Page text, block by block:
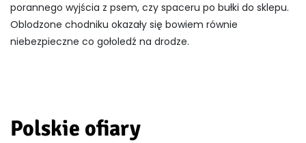
porannego wyjścia z psem, czy spaceru po bułki do sklepu.
Oblodzone chodniku okazały się bowiem równie
niebezpieczne co gołoledź na drodze.
Polskie ofiary